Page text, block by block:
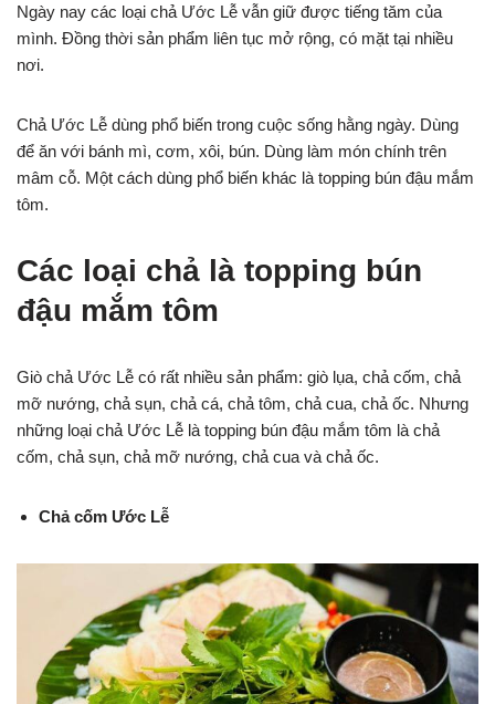
Ngày nay các loại chả Ước Lễ vẫn giữ được tiếng tăm của
mình. Đồng thời sản phẩm liên tục mở rộng, có mặt tại nhiều
nơi.
Chả Ước Lễ dùng phổ biến trong cuộc sống hằng ngày. Dùng
để ăn với bánh mì, cơm, xôi, bún. Dùng làm món chính trên
mâm cỗ. Một cách dùng phổ biến khác là topping bún đậu mắm
tôm.
Các loại chả là topping bún
đậu mắm tôm
Giò chả Ước Lễ có rất nhiều sản phẩm: giò lụa, chả cốm, chả
mỡ nướng, chả sụn, chả cá, chả tôm, chả cua, chả ốc. Nhưng
những loại chả Ước Lễ là topping bún đậu mắm tôm là chả
cốm, chả sụn, chả mỡ nướng, chả cua và chả ốc.
Chả cốm Ước Lễ